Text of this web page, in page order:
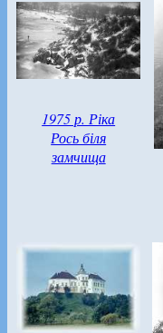
1975 р. Ріка
Рось біля
замчища